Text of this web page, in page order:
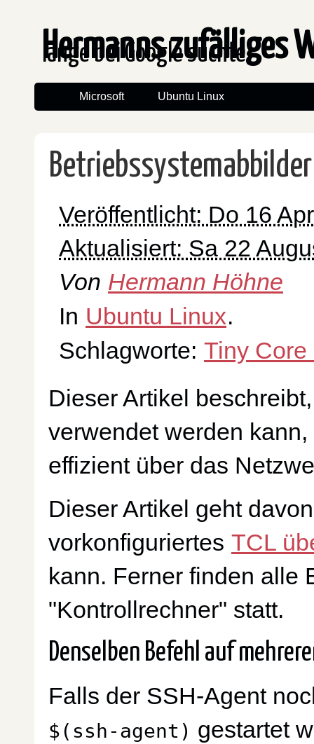
Hermanns zufälliges
lange bei Google suchte
Microsoft Ubuntu Linux
Veröffentlicht: Do 16
Aktualisiert: Sa 22
Von Hermann Höhne
In Ubuntu Linux.
Schlagworte: Tiny Core
Dieser Artikel
verwendet werden
effizient über das
Dieser Artikel geht
vorkonfiguriertes TCL
kann. Ferner finden alle
"Kontrollrechner" statt.
Denselben Befehl auf
Falls der SSH-Agent
$(ssh-agent) gestartet